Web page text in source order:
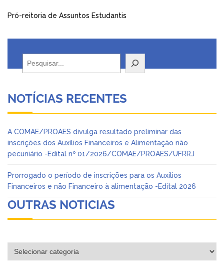
Pró-reitoria de Assuntos Estudantis
NOTÍCIAS RECENTES
A COMAE/PROAES divulga resultado preliminar das
inscrições dos Auxílios Financeiros e Alimentação não
pecuniário -Edital nº 01/2026/COMAE/PROAES/UFRRJ
Prorrogado o período de inscrições para os Auxílios
Financeiros e não Financeiro à alimentação -Edital 2026
OUTRAS NOTICIAS
Categorias